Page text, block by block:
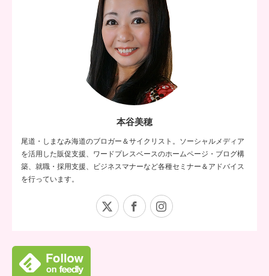
本谷美穂
尾道・しまなみ海道のブロガー＆サイクリスト。ソーシャルメディア
を活用した販促支援、ワードプレスベースのホームページ・ブログ構
築、就職・採用支援、ビジネスマナーなど各種セミナー＆アドバイス
を行っています。
Facebook